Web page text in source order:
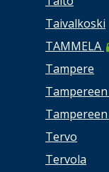
Taivalkoski
TAMMELA
Tampere
Tervo
Tervola